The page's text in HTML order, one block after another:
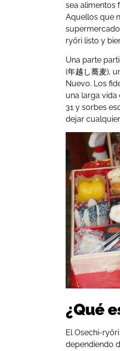
sea alimentos
Aquellos que
ryōri listo y
Una parte
(年越し蕎麦),
Nuevo. Los
una larga vida
31 y sorbes
dejar
¿Qué
El Osechi-
dependiendo